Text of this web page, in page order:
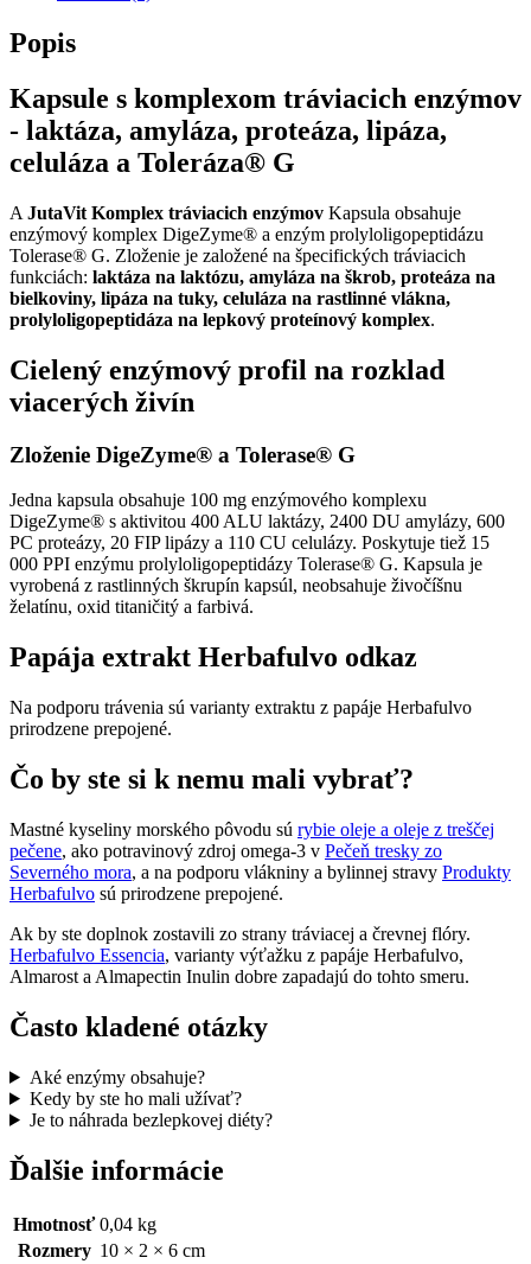
Popis
Kapsule s komplexom tráviacich enzýmov
- laktáza, amyláza, proteáza, lipáza,
celuláza a Toleráza® G
A JutaVit Komplex tráviacich enzýmov Kapsula obsahuje
enzýmový komplex DigeZyme® a enzým prolyloligopeptidázu
Tolerase® G. Zloženie je založené na špecifických tráviacich
funkciách: laktáza na laktózu, amyláza na škrob, proteáza na
bielkoviny, lipáza na tuky, celuláza na rastlinné vlákna,
prolyloligopeptidáza na lepkový proteínový komplex.
Cielený enzýmový profil na rozklad
viacerých živín
Zloženie DigeZyme® a Tolerase® G
Jedna kapsula obsahuje 100 mg enzýmového komplexu
DigeZyme® s aktivitou 400 ALU laktázy, 2400 DU amylázy, 600
PC proteázy, 20 FIP lipázy a 110 CU celulázy. Poskytuje tiež 15
000 PPI enzýmu prolyloligopeptidázy Tolerase® G. Kapsula je
vyrobená z rastlinných škrupín kapsúl, neobsahuje živočíšnu
želatínu, oxid titaničitý a farbivá.
Papája extrakt Herbafulvo odkaz
Na podporu trávenia sú varianty extraktu z papáje Herbafulvo
prirodzene prepojené.
Čo by ste si k nemu mali vybrať?
Mastné kyseliny morského pôvodu sú rybie oleje a oleje z treščej
pečene, ako potravinový zdroj omega-3 v Pečeň tresky zo
Severného mora, a na podporu vlákniny a bylinnej stravy Produkty
Herbafulvo sú prirodzene prepojené.
Ak by ste doplnok zostavili zo strany tráviacej a črevnej flóry.
Herbafulvo Essencia, varianty výťažku z papáje Herbafulvo,
Almarost a Almapectin Inulin dobre zapadajú do tohto smeru.
Často kladené otázky
Aké enzýmy obsahuje?
Kedy by ste ho mali užívať?
Je to náhrada bezlepkovej diéty?
Ďalšie informácie
Hmotnosť 0,04 kg
Rozmery 10 × 2 × 6 cm